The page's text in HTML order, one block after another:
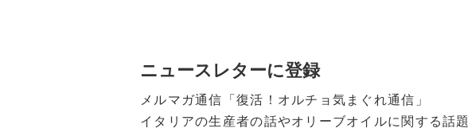
ニュースレターに登録
メルマガ通信「復活！オルチョ気まぐれ通信」
イタリアの生産者の話やオリーブオイルに関する話題